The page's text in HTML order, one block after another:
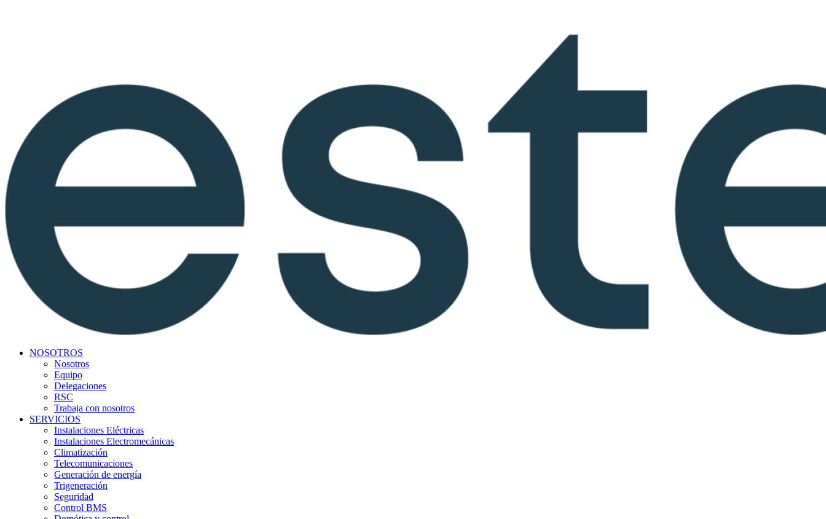
NOSOTROS
Nosotros
Equipo
Delegaciones
RSC
Trabaja con nosotros
SERVICIOS
Instalaciones Eléctricas
Instalaciones Electromecánicas
Climatización
Telecomunicaciones
Generación de energía
Trigeneración
Seguridad
Control BMS